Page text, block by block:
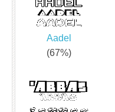
Aadel
(67%)